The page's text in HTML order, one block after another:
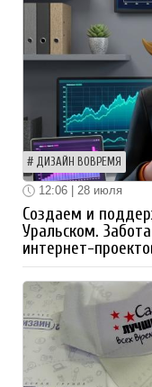
ДИЗАЙН ВОВРЕМЯ
12:06 | 28 июля
Создаем и
Уральском.
интернет-